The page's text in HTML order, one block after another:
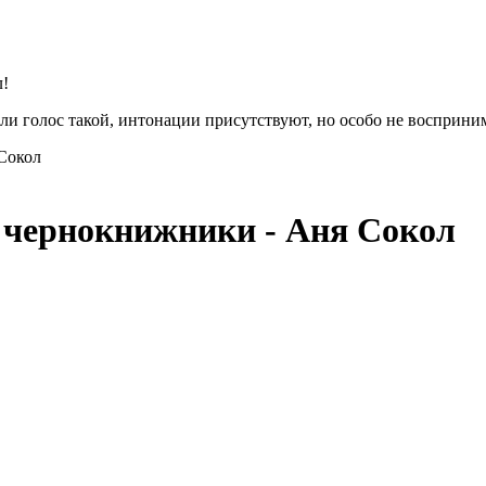
голос такой, интонации присутствуют, но особо не
- Аня Сокол